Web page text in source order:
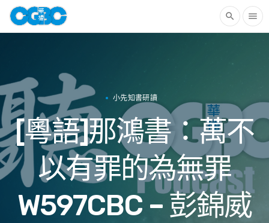
search menu
小先知書研讀
[粵語]那鴻書：萬不
以有罪的為無罪
W597CBC – 彭錦威